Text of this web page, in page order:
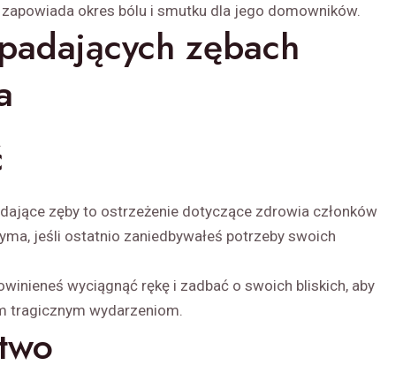
okres bólu i smutku dla jego domowników.
zębach
zęby to ostrzeżenie dotyczące zdrowia członków
jeśli ostatnio zaniedbywałeś potrzeby swoich
wyciągnąć rękę i zadbać o swoich bliskich, aby
tragicznym wydarzeniom.